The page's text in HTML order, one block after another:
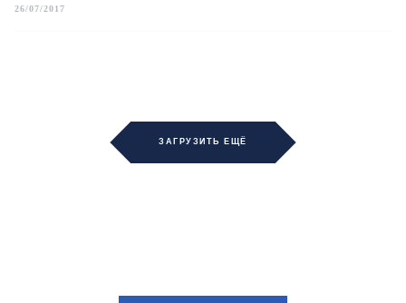
26/07/2017
ЗАГРУЗИТЬ ЕЩЁ